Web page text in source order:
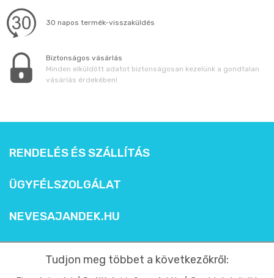
30 napos termék-visszaküldés
Biztonságos vásárlás
Minden elküldött adatot biztonságosan kezelünk a gondtalan
vásárlás érdekében!
RENDELÉS ÉS SZÁLLÍTÁS
ÜGYFÉLSZOLGÁLAT
NEVESAJANDEK.HU
Tudjon meg többet a következőkről: